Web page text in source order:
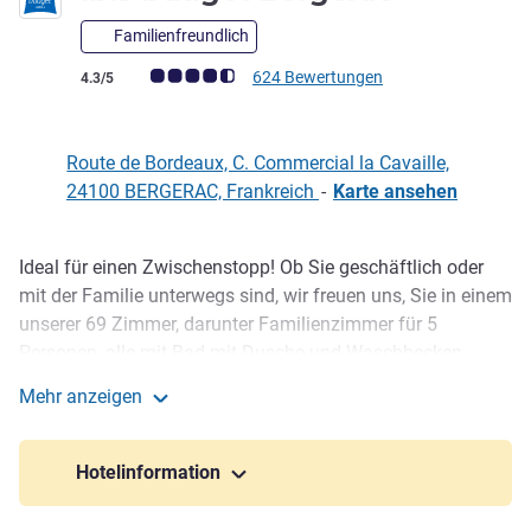
Familienfreundlich
Note Kundenmeinungen (Bewertung ALL)
4.3/5 624 Bewertungen
Route de Bordeaux, C. Commercial la Cavaille,
24100 BERGERAC, Frankreich - Karte ansehen
Beschreibung
Ideal für einen Zwischenstopp! Ob Sie geschäftlich oder
mit der Familie unterwegs sind, wir freuen uns, Sie in einem
unserer 69 Zimmer, darunter Familienzimmer für 5
erschwinglichen Preis begrüßen zu dürfen. Feinschmecker-
Frühstücksbüfett auf der Terrasse, wenn es das Wetter
erlaubt! Kostenloser bewachter Parkplatz, Klimaanlage,
Mehr anzeigen
Hotelinformation